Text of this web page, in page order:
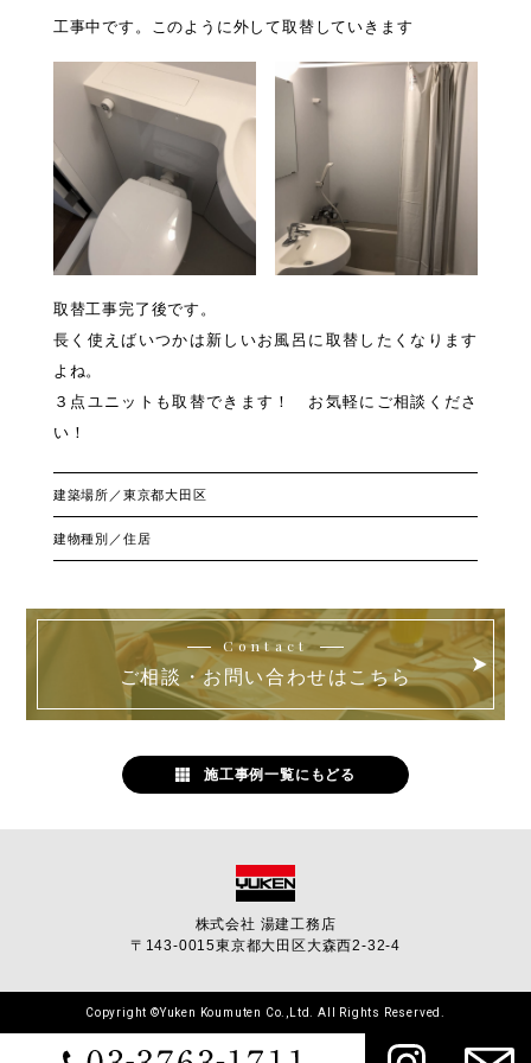
工事中です。このように外して取替していきます
取替工事完了後です。
長く使えばいつかは新しいお風呂に取替したくなります
よね。
３点ユニットも取替できます！ お気軽にご相談くださ
い！
建築場所／東京都大田区
建物種別／住居
Contact
ご相談・お問い合わせはこちら
施工事例一覧にもどる
株式会社 湯建工務店
〒143-0015東京都大田区大森西2-32-4
Copyright ©Yuken Koumuten Co.,Ltd. All Rights Reserved.